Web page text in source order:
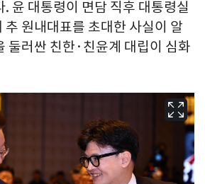
윤 대통령이 면담 직후 대통령실
추 원내대표를 초대한 사실이 알
둘러싼 친한·친윤계 대립이 심화